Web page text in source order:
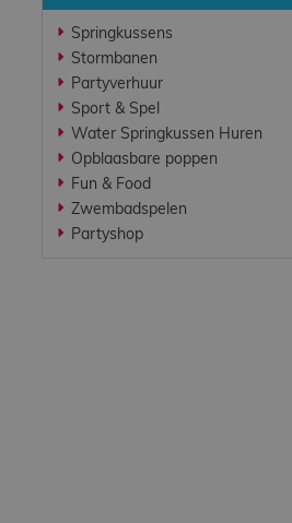
Werken bij
Contact
Indoor
Springparadijs
Springkussens
Stormbanen
Partyverhuur
Sport & Spel
Water Springkussen Huren
Opblaasbare poppen
Fun & Food
Zwembadspelen
Partyshop